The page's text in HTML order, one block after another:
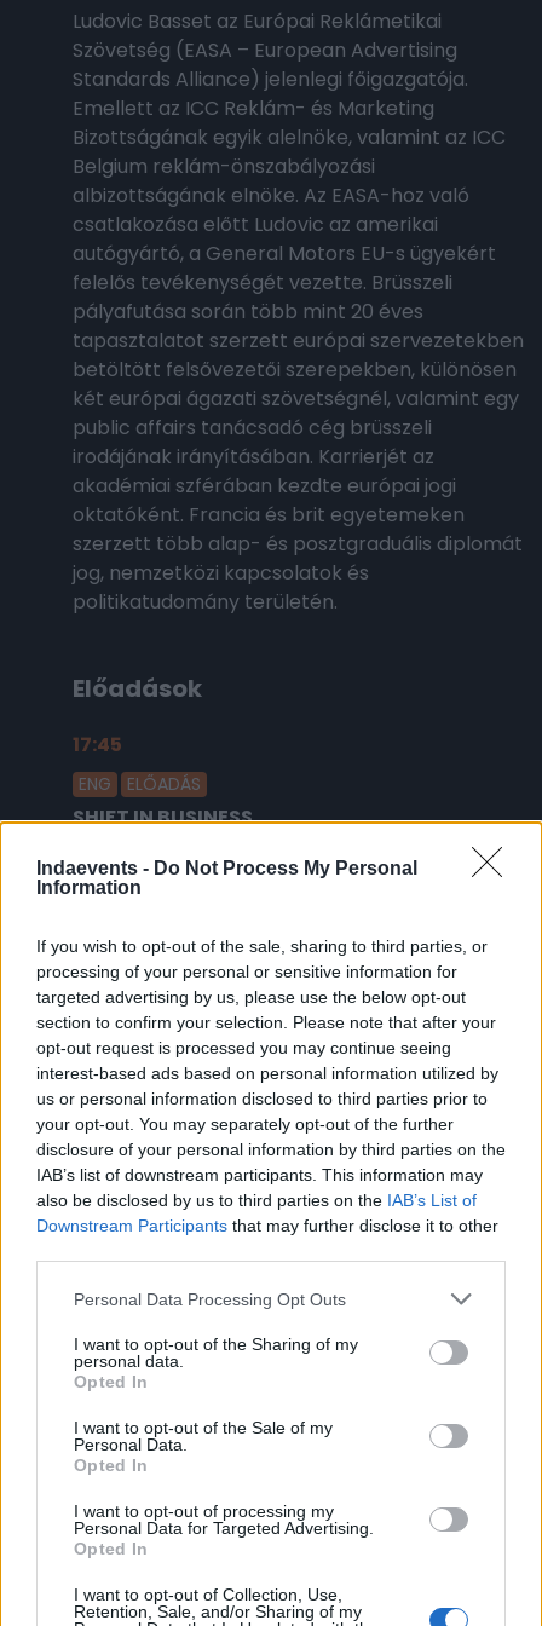
Indaevents - Do Not Process My Personal
Information
If you wish to opt-out of the sale, sharing to third parties, or
processing of your personal or sensitive information for
targeted advertising by us, please use the below opt-out
section to confirm your selection. Please note that after your
opt-out request is processed you may continue seeing
interest-based ads based on personal information utilized by
us or personal information disclosed to third parties prior to
your opt-out. You may separately opt-out of the further
disclosure of your personal information by third parties on the
IAB’s list of downstream participants. This information may
also be disclosed by us to third parties on the IAB’s List of
Downstream Participants that may further disclose it to other
Please note that this website/app uses one or more Google
not limited to your visit or usage behaviour. You may click to
grant or deny consent to Google and its third-party tags to
use your data for below specified purposes in below Google
consent section.
Personal Data Processing Opt Outs
I want to opt-out of the Sharing of my
personal data.
Opted In
I want to opt-out of the Sale of my
Personal Data.
Opted In
I want to opt-out of processing my
Personal Data for Targeted Advertising.
Opted In
I want to opt-out of Collection, Use,
Retention, Sale, and/or Sharing of my
Ludovic Basset az Európai Reklámetikai
Szövetség (EASA – European Advertising
Standards Alliance) jelenlegi főigazgatója.
Emellett az ICC Reklám- és Marketing
Bizottságának egyik alelnöke, valamint az ICC
Belgium reklám-önszabályozási
albizottságának elnöke. Az EASA-hoz való
csatlakozása előtt Ludovic az amerikai
autógyártó, a General Motors EU-s ügyekért
felelős tevékenységét vezette. Brüsszeli
pályafutása során több mint 20 éves
tapasztalatot szerzett európai szervezetekben
betöltött felsővezetői szerepekben, különösen
két európai ágazati szövetségnél, valamint egy
public affairs tanácsadó cég brüsszeli
irodájának irányításában. Karrierjét az
akadémiai szférában kezdte európai jogi
oktatóként. Francia és brit egyetemeken
szerzett több alap- és posztgraduális diplomát
jog, nemzetközi kapcsolatok és
politikatudomány területén.
Előadások
17:45
ENG ELŐADÁS
SHIFT IN BUSINESS
Next Chapter of Advertising Governance
Platina támogató
Arany támogató
Ezüst támogató